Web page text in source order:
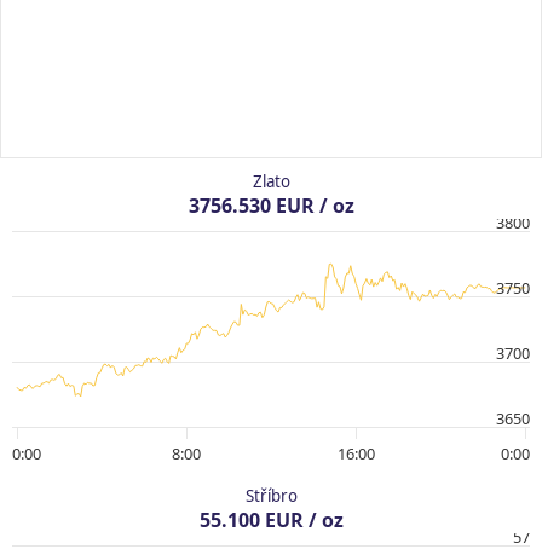
Zlato
3756.530 EUR / oz
0:00 8:00 16:00 0:00
3650
3700
3750
3800
Stříbro
55.100 EUR / oz
57